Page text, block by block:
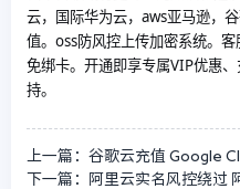
云，国际华为云，aws亚马逊，
值。oss防风控上传加密系统。客
免绑卡。开通即享专属VIP优惠
持。
上一篇：谷歌云充值 Google
下一篇：阿里云实名风控绕过